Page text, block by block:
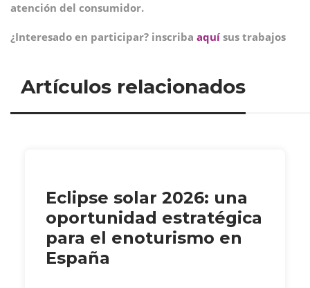
atención del consumidor.
¿Interesado en participar? inscriba aquí sus trabajos
Artículos relacionados
Eclipse solar 2026: una
oportunidad estratégica
para el enoturismo en
España